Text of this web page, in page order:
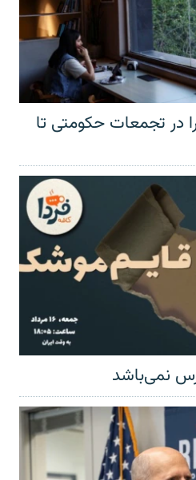
در تجمعات حکومتی تا
نمی‌باشد